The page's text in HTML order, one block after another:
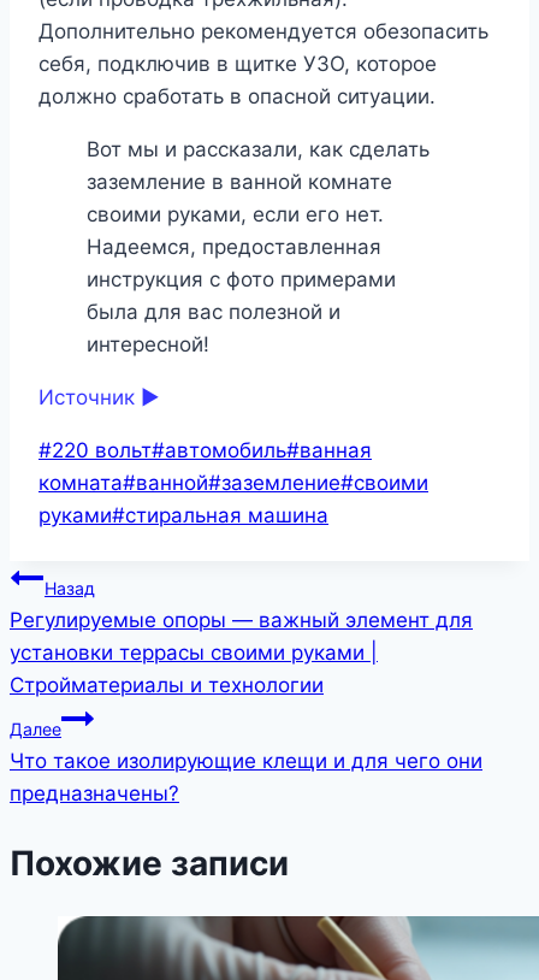
Дополнительно рекомендуется обезопасить
себя, подключив в щитке УЗО, которое
должно сработать в опасной ситуации.
Вот мы и рассказали, как сделать
заземление в ванной комнате
своими руками, если его нет.
Надеемся, предоставленная
инструкция с фото примерами
была для вас полезной и
интересной!
Источник ►
Метки
записи:
#220 вольт#автомобиль#ванная
комната#ванной#заземление#своими
руками#стиральная машина
Навигация
по
записям
Назад
Регулируемые опоры — важный элемент для
установки террасы своими руками |
Стройматериалы и технологии
Далее
Что такое изолирующие клещи и для чего они
предназначены?
Похожие записи